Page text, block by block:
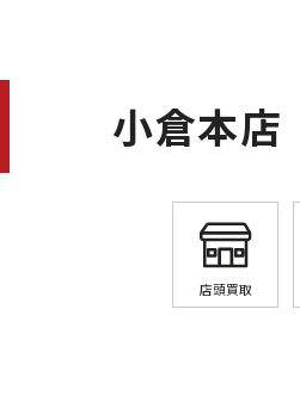
小倉本店
店頭買取